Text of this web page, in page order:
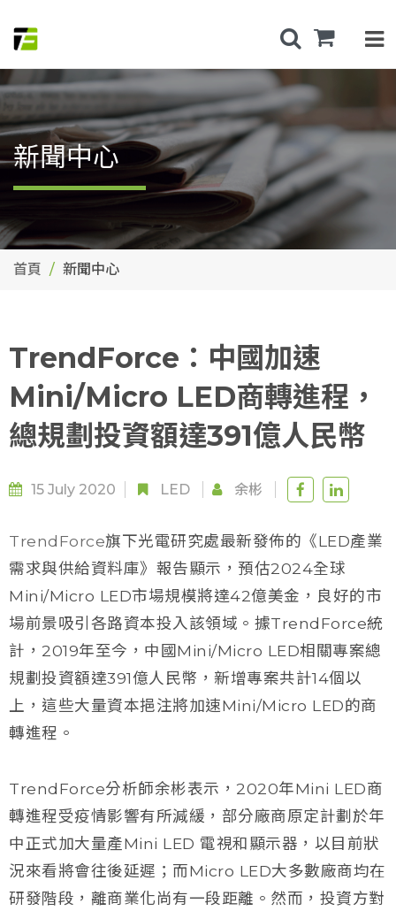
新聞中心
首頁 新聞中心
TrendForce：中國加速
Mini/Micro LED商轉進程，
總規劃投資額達391億人民幣
15 July 2020 LED 余彬
TrendForce旗下光電研究處最新發佈的《LED產業
需求與供給資料庫》報告顯示，預估2024全球
Mini/Micro LED市場規模將達42億美金，良好的市
場前景吸引各路資本投入該領域。據TrendForce統
計，2019年至今，中國Mini/Micro LED相關專案總
規劃投資額達391億人民幣，新增專案共計14個以
上，這些大量資本挹注將加速Mini/Micro LED的商
轉進程。
TrendForce分析師余彬表示，2020年Mini LED商
轉進程受疫情影響有所減緩，部分廠商原定計劃於年
中正式加大量產Mini LED 電視和顯示器，以目前狀
況來看將會往後延遲；而Micro LED大多數廠商均在
研發階段，離商業化尚有一段距離。然而，投資方對